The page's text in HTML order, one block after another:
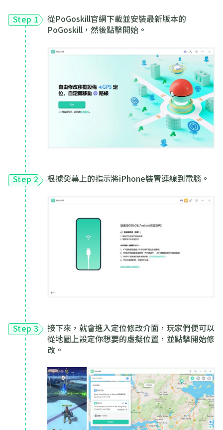
Step 1
從PoGoskill官網下載並安裝最新版本的
PoGoskill，然後點擊開始。
Step 2 根據熒幕上的指示將iPhone裝置連線到電腦。
Step 3
接下來，就會進入定位修改介面，玩家們便可以
從地圖上設定你想要的虛擬位置，並點擊開始修
改。